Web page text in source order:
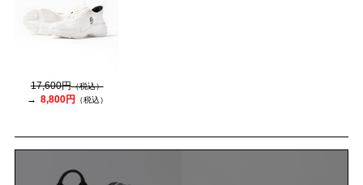
17,600円（税込）
8,800円 （税込）